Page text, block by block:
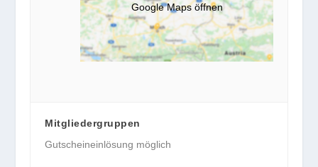
Google Maps öffnen
Mitgliedergruppen
Gutscheineinlösung möglich